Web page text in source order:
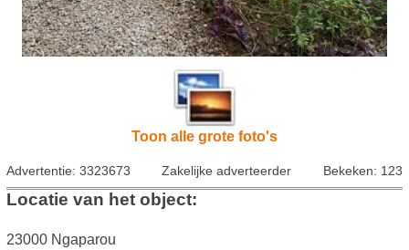
Toon alle grote foto's
Advertentie: 3323673 Zakelijke adverteerder Bekeken: 123
Locatie van het object:
23000 Ngaparou